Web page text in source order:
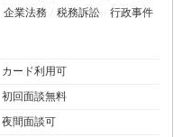
企業法務 税務訴訟 行政事件
カード利用可
初回面談無料
夜間面談可